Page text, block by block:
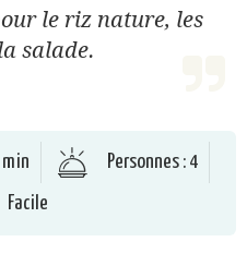
le riz nature, les
salade.
min
Personnes : 4
Facile